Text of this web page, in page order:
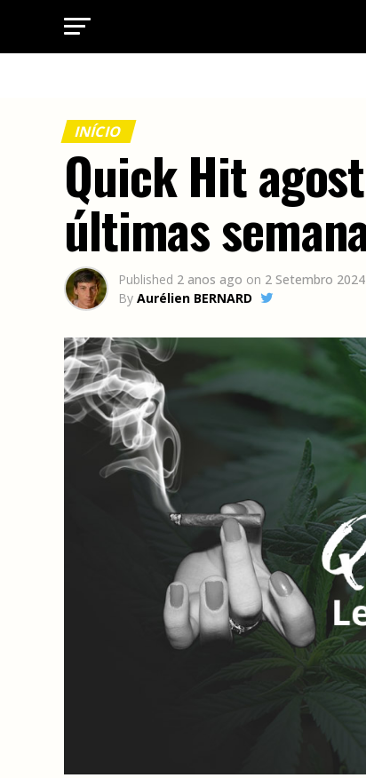
INÍCIO
Quick Hit
últimas
Published 2 anos ago on 2 Setembro 2024
By Aurélien BERNARD